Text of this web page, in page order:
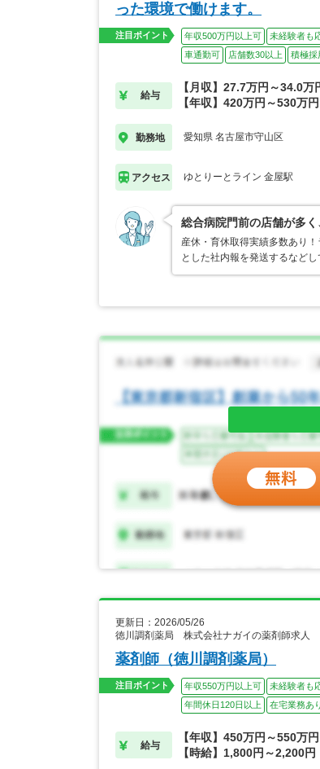
った環境で働けます。
注目ポイント 年収500万円以上可 未経験者も
車通勤可
店舗数30以上 積極採
給与
【月収】27.7万円～34.0万
【年収】420万円～530万円
勤務地 愛知県 名古屋市守山区
アクセス ゆとりーとライン 金屋駅
総合病院門前の店舗が多
産休・育休取得実績多数あり
とした社内報を発送するなど
更新日：2026/05/26
徳川調剤薬局 株式会社ナガイの薬剤師求人
薬剤師（徳川調剤薬局）
注目ポイント 年収550万円以上可 未経験者も
年間休日120日以上
在宅業務あ
給与
【年収】450万円～550万円
【時給】1,800円～2,200円